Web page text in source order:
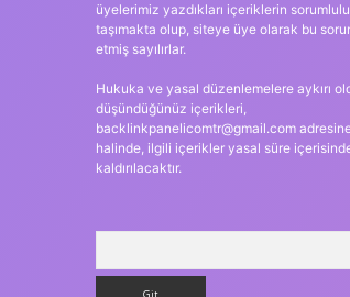
üyelerimiz yazdıkları içeriklerin
taşımakta olup, siteye üye olarak bu
etmiş sayılırlar.
Hukuka ve yasal düzenlemelere aykırı
düşündüğünüz içerikleri,
backlinkpanelicomtr@gmail.com
halinde, ilgili içerikler yasal süre
kaldırılacaktır.